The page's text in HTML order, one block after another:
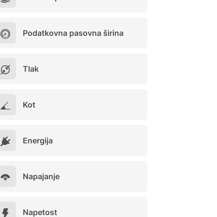
Podatkovna pasovna širina
Tlak
Kot
Energija
Napajanje
Napetost